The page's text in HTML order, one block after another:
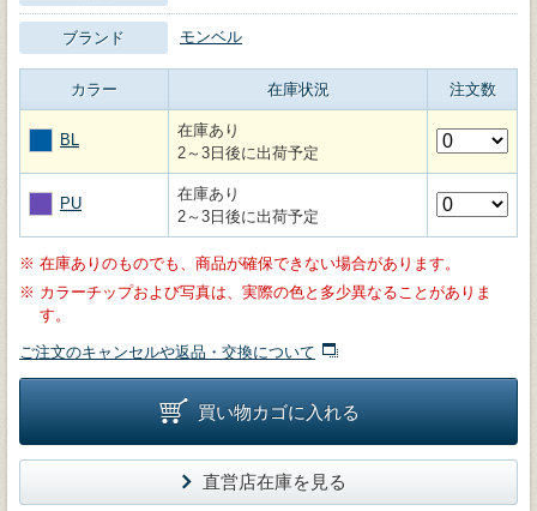
ブランド モンベル
カラー 在庫状況 注文数
BL
在庫あり
2～3日後に出荷予定
PU
在庫あり
2～3日後に出荷予定
※ 在庫ありのものでも、商品が確保できない場合があります。
※ カラーチップおよび写真は、実際の色と多少異なることがありま
す。
ご注文のキャンセルや返品・交換について
買い物カゴに入れる
直営店在庫を見る